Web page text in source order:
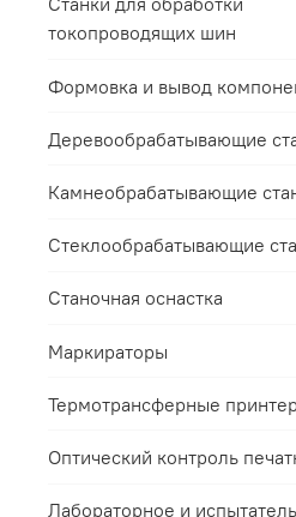
токопроводящих шин
Формовка и вывод
Деревообрабатывающие
Камнеобрабатывающие
Стеклообрабатывающие
Станочная оснастка
Маркираторы
Термотрансферные
Оптический контроль
Лабораторное и